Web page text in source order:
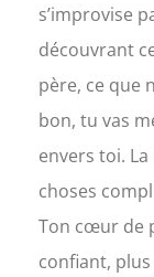
s’improvise
découvrant
père, ce que
bon, tu vas
envers toi.
choses
Ton cœur de
confiant,